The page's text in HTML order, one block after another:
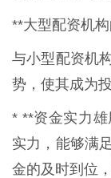
**大型配资机
与小型配资机
势，使其成为
* **资金实力
实力，能够满
金的及时到位